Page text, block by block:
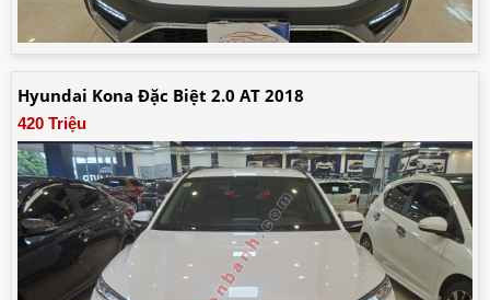
Hyundai Kona Đặc Biệt 2.0 AT 2018
420 Triệu